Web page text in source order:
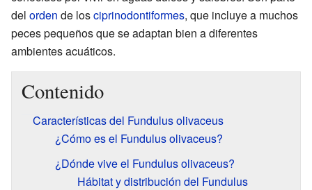
del orden de losciprinodontiformes, que incluye a muchos
peces pequeños que se adaptan bien a diferentes
ambientes acuáticos.
Contenido
Características del Fundulus olivaceus
¿Cómo es el Fundulus olivaceus?
¿Dónde vive el Fundulus olivaceus?
Hábitat y distribución del Fundulus